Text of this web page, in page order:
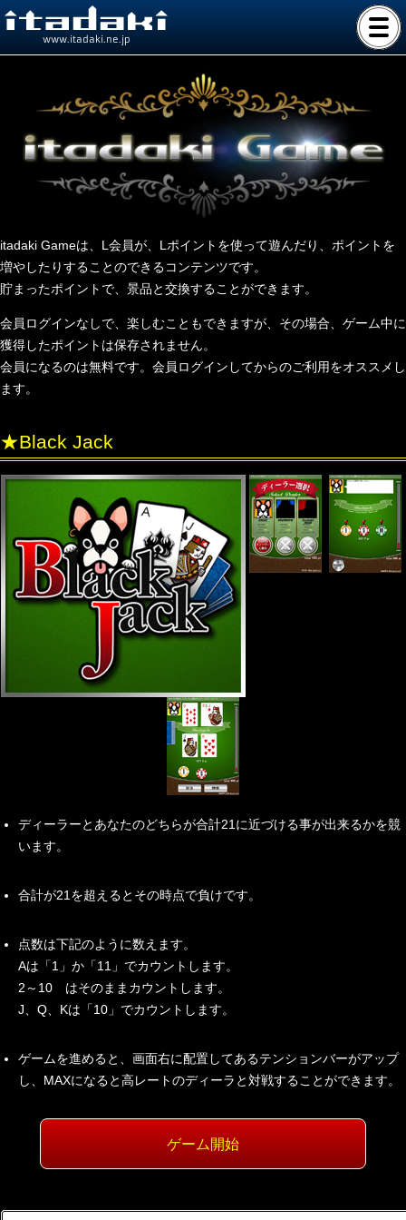
www.itadaki.ne.jp
itadaki Gameは、L会員が、Lポイントを使って遊んだり、ポイントを
増やしたりすることのできるコンテンツです。
貯まったポイントで、景品と交換することができます。
会員ログインなしで、楽しむこともできますが、その場合、ゲーム中に
獲得したポイントは保存されません。
会員になるのは無料です。会員ログインしてからのご利用をオススメし
ます。
★Black Jack
ディーラーとあなたのどちらが合計21に近づける事が出来るかを競
います。
合計が21を超えるとその時点で負けです。
点数は下記のように数えます。
Aは「1」か「11」でカウントします。
2～10 はそのままカウントします。
J、Q、Kは「10」でカウントします。
ゲームを進めると、画面右に配置してあるテンションバーがアップ
し、MAXになると高レートのディーラと対戦することができます。
ゲーム開始